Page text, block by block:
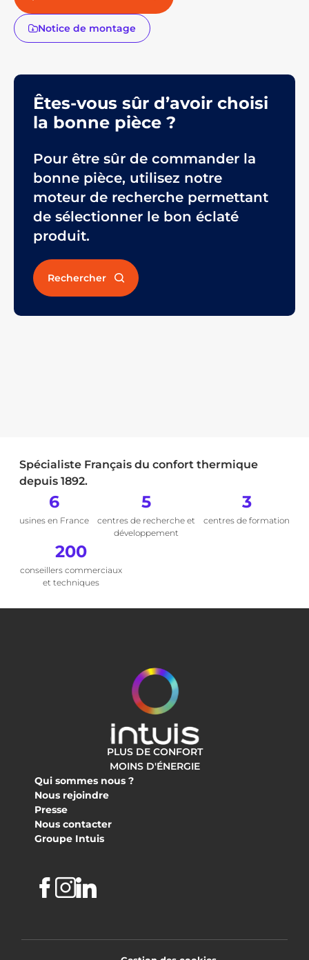
Notice de montage
Êtes-vous sûr d’avoir choisi
la bonne pièce ?
Pour être sûr de commander la
bonne pièce, utilisez notre
moteur de recherche permettant
de sélectionner le bon éclaté
produit.
Rechercher
Spécialiste Français du confort thermique
depuis 1892.
6
usines en France
5
centres de recherche et
développement
3
centres de formation
200
conseillers commerciaux
et techniques
PLUS DE CONFORT
MOINS D'ÉNERGIE
Qui sommes nous ?
Nous rejoindre
Presse
Nous contacter
Groupe Intuis
Facebook
Instagram
Linkedin